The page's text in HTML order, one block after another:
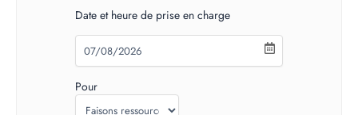
Date et heure de prise en charge
Pour